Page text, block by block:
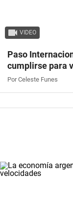
VIDEO
Paso
cumplirse para
Por Celeste Funes